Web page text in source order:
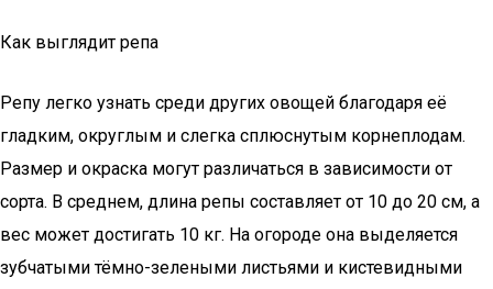
Как выглядит репа
Репу легко узнать среди других овощей благодаря её
гладким, округлым и слегка сплюснутым корнеплодам.
Размер и окраска могут различаться в зависимости от
сорта. В среднем, длина репы составляет от 10 до 20 см, а
вес может достигать 10 кг. На огороде она выделяется
зубчатыми тёмно-зелеными листьями и кистевидными